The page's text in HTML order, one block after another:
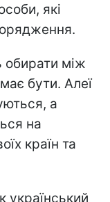
які
обирати між
бути. Алеї
а
на
країн та
український